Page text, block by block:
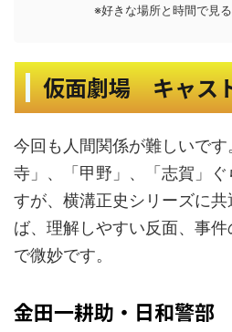
※好きな場所と時間で見
仮面劇場 キャス
今回も人間関係が難しいで
寺」、「甲野」、「志賀」
すが、横溝正史シリーズに
ば、理解しやすい反面、事
で微妙です。
金田一耕助・日和警部